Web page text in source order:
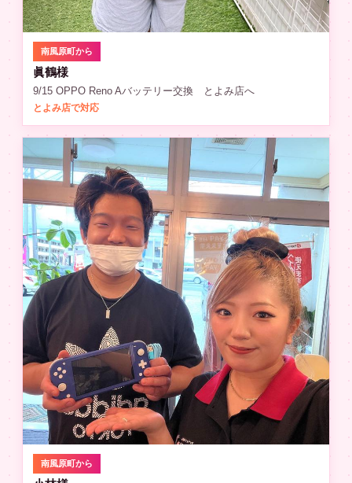
南風原町から
眞鶴様
9/15 OPPO Reno Aバッテリー交換 とよみ店へ
とよみ店で対応
南風原町から